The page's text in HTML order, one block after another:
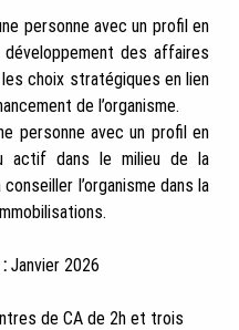
personne avec un profil en
des affaires
choix stratégiques en lien
de l’organisme.
personne avec un profil en
actif dans le milieu de la
l’organisme dans la
Janvier 2026
de CA de 2h et trois